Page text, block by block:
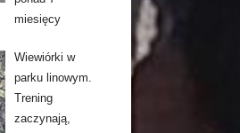
miesięcy
Wiewiórki w
parku linowym.
Trening
zaczynają,